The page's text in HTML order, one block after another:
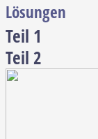
Lösungen
Teil 1
Teil 2